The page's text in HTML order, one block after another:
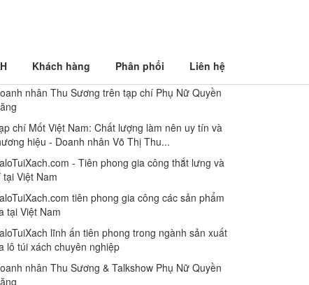
Khách hàng Phân phối Liên hệ
Góc báo chí
nhân Thu Sương trên tạp chí Phụ Nữ Quyền
chí Mốt Việt Nam: Chất lượng làm nên uy tín và
hiệu - Doanh nhân Võ Thị Thu...
- Tiên phong gia công thắt lưng và
tại Việt Nam
tiên phong gia công các sản phẩm
tại Việt Nam
lĩnh ấn tiên phong trong ngành sản xuất
lô túi xách chuyên nghiệp
nhân Thu Sương & Talkshow Phụ Nữ Quyền